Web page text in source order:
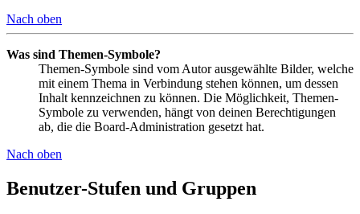
Nach oben
Was sind Themen-Symbole?
Themen-Symbole sind vom Autor ausgewählte Bilder, welche
mit einem Thema in Verbindung stehen können, um dessen
Inhalt kennzeichnen zu können. Die Möglichkeit, Themen-
Symbole zu verwenden, hängt von deinen Berechtigungen
ab, die die Board-Administration gesetzt hat.
Nach oben
Benutzer-Stufen und Gruppen